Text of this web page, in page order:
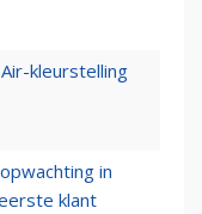
kleurstelling
in
klant